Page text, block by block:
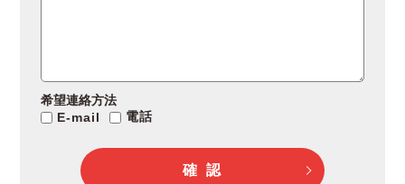
希望連絡方法
E-mail
電話
確 認